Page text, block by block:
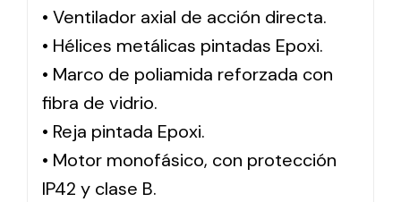
Variety of solar solutions for all kinds of needs.
• Ventilador axial de acción directa.
• Hélices metálicas pintadas Epoxi.
• Marco de poliamida reforzada con
fibra de vidrio.
• Reja pintada Epoxi.
• Motor monofásico, con protección
IP42 y clase B.